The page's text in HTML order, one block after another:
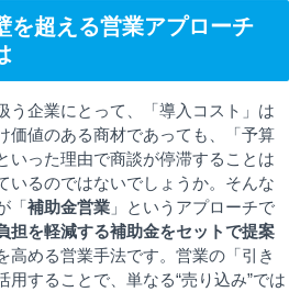
を超える営業アプローチ
う企業にとって、「導入コスト」は
価値のある商材であっても、「予算
いった理由で商談が停滞することは
いるのではないでしょうか。そんな
「補助金営業 」というアプローチで
担を軽減する補助金をセットで提案
高める営業手法です。営業の「引き
用することで、単なる“売り込み”では